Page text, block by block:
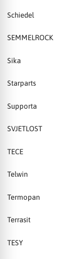
Schiedel
SEMMELROCK
Sika
Starparts
Supporta
SVJETLOST
TECE
Telwin
Termopan
Terrasit
TESY